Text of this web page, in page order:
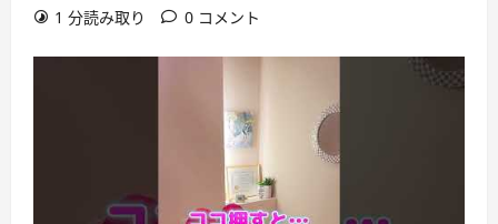
1 分読み取り
0 コメント